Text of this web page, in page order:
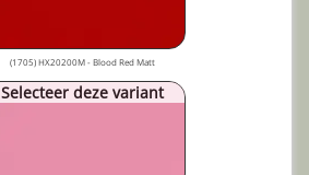
(1705) HX20200M - Blood Red Matt
Selecteer deze variant